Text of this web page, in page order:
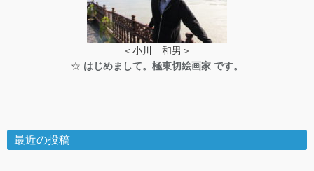
＜小川 和男＞
☆ はじめまして。極東切絵画家 です。
最近の投稿